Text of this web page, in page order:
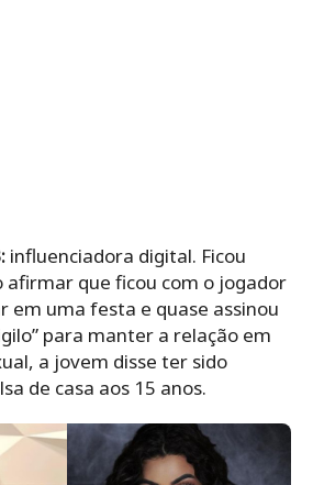
influenciadora digital. Ficou
afirmar que ficou com o jogador
em uma festa e quase assinou
para manter a relação em
a jovem disse ter sido
de casa aos 15 anos.